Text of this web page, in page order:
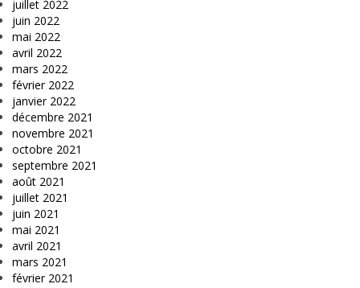
juillet 2022
juin 2022
mai 2022
avril 2022
mars 2022
février 2022
janvier 2022
décembre 2021
novembre 2021
octobre 2021
septembre 2021
août 2021
juillet 2021
juin 2021
mai 2021
avril 2021
mars 2021
février 2021